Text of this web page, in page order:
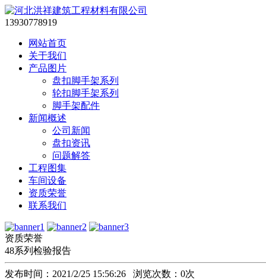
13930778919
网站首页
关于我们
产品图片
盘扣脚手架系列
轮扣脚手架系列
脚手架配件
新闻概述
公司新闻
盘扣资讯
问题解答
工程图集
车间设备
资质荣誉
联系我们
资质荣誉
48系列检验报告
发布时间：2021/2/25 15:56:26 浏览次数： 0次